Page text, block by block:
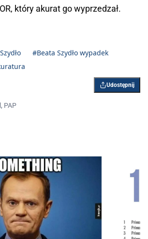
który akurat go wyprzedzał.
#Beata Szydło wypadek
Udostępnij
PAP